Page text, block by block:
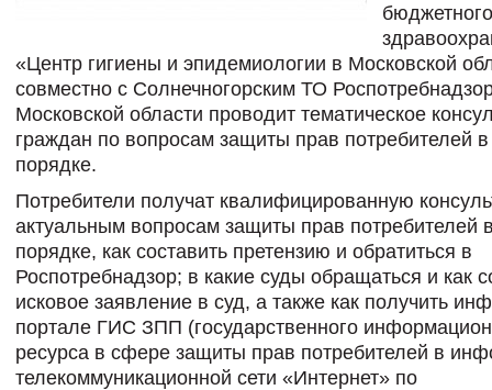
«Центр гигиены и эпидемиологии в Московской
совместно с Солнечногорским ТО
Московской области проводит тематическое
граждан по вопросам защиты прав потребителей
порядке.
Потребители получат квалифицированную
актуальным вопросам защиты прав потребителей
порядке, как составить претензию и обратиться в
Роспотребнадзор; в какие суды обращаться и как
исковое заявление в суд, а также как получить
портале ГИС ЗПП (государственного
ресурса в сфере защиты прав потребителей в
телекоммуникационной сети «Интернет» по